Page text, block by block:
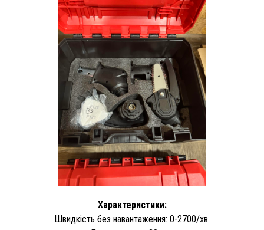
Характеристики:
Швидкість без навантаження: 0-2700/хв.